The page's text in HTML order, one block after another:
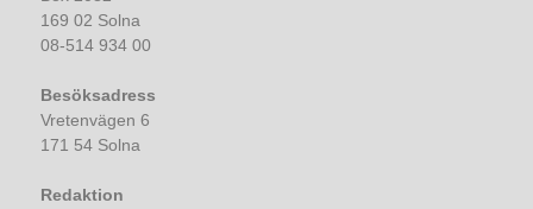
169 02 Solna
08-514 934 00
Besöksadress
Vretenvägen 6
171 54 Solna
Redaktion